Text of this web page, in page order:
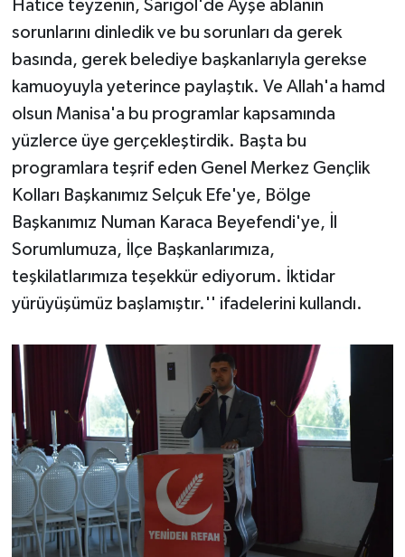
Hatice teyzenin, Sarıgöl'de Ayşe ablanın
sorunlarını dinledik ve bu sorunları da gerek
basında, gerek belediye başkanlarıyla gerekse
kamuoyuyla yeterince paylaştık. Ve Allah'a hamd
olsun Manisa'a bu programlar kapsamında
yüzlerce üye gerçekleştirdik. Başta bu
programlara teşrif eden Genel Merkez Gençlik
Kolları Başkanımız Selçuk Efe'ye, Bölge
Başkanımız Numan Karaca Beyefendi'ye, İl
Sorumlumuza, İlçe Başkanlarımıza,
teşkilatlarımıza teşekkür ediyorum. İktidar
yürüyüşümüz başlamıştır.'' ifadelerini kullandı.